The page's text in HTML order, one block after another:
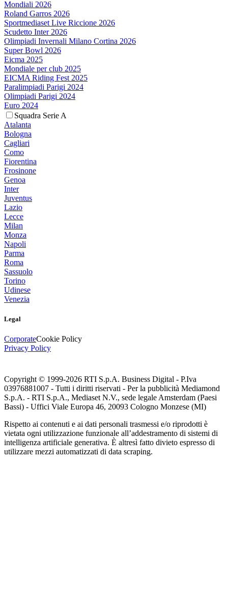
Mondiali 2026
Roland Garros 2026
Sportmediaset Live Riccione 2026
Scudetto Inter 2026
Olimpiadi Invernali Milano Cortina 2026
Super Bowl 2026
Eicma 2025
Mondiale per club 2025
EICMA Riding Fest 2025
Paralimpiadi Parigi 2024
Olimpiadi Parigi 2024
Euro 2024
Squadra Serie A
Atalanta
Bologna
Cagliari
Como
Fiorentina
Frosinone
Genoa
Inter
Juventus
Lazio
Lecce
Milan
Monza
Napoli
Parma
Roma
Sassuolo
Torino
Udinese
Venezia
Legal
CorporateCookie Policy
Privacy Policy
Copyright © 1999-2026 RTI S.p.A. Business Digital - P.Iva
03976881007 - Tutti i diritti riservati - Per la pubblicità Mediamond
S.p.A. - RTI S.p.A., Mediaset N.V., sede legale Amsterdam (Paesi
Bassi) - Uffici Viale Europa 46, 20093 Cologno Monzese (MI)
Rispetto ai contenuti e ai dati personali trasmessi e/o riprodotti è
vietata ogni utilizzazione funzionale all’addestramento di sistemi di
intelligenza artificiale generativa. È altresì fatto divieto espresso di
utilizzare mezzi automatizzati di data scraping.